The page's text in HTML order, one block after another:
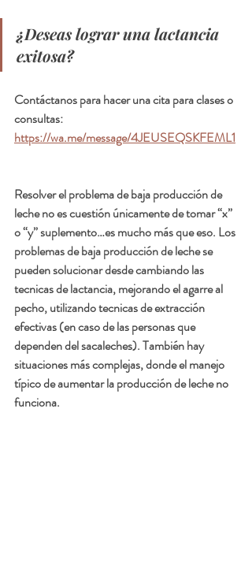
¿Deseas lograr una lactancia
exitosa?
Contáctanos para hacer una cita para clases o
consultas:
https://wa.me/message/4JEUSEQSKFEML1
Resolver el problema de baja producción de
leche no es cuestión únicamente de tomar “x”
o “y” suplemento…es mucho más que eso. Los
problemas de baja producción de leche se
pueden solucionar desde cambiando las
tecnicas de lactancia, mejorando el agarre al
pecho, utilizando tecnicas de extracción
efectivas (en caso de las personas que
dependen del sacaleches). También hay
situaciones más complejas, donde el manejo
típico de aumentar la producción de leche no
funciona.